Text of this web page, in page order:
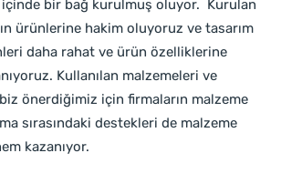
bir bağ kurulmuş oluyor. Kurulan
ürünlerine hakim oluyoruz ve tasarım
daha rahat ve ürün özelliklerine
Kullanılan malzemeleri ve
önerdiğimiz için firmaların malzeme
sırasındaki destekleri de malzeme
kazanıyor.